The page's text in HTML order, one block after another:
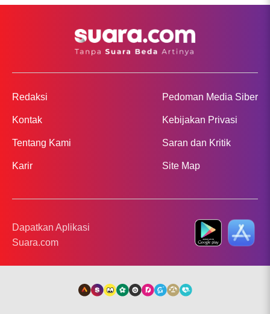
Redaksi
Kontak
Tentang Kami
Karir
Pedoman Media Siber
Kebijakan Privasi
Saran dan Kritik
Site Map
Dapatkan Aplikasi
Suara.com